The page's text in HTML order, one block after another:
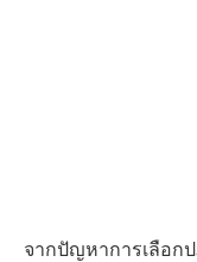
จากปัญหาการเลือก